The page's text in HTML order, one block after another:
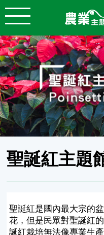
跳到主要內容
農業知識入
聖誕紅主題
聖誕紅是國內最大宗的
花，但是民眾對聖誕紅
誕紅栽培無法像專業生